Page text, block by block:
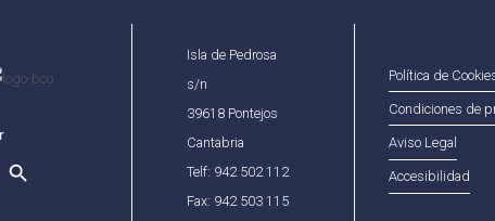
Isla de Pedrosa
s/n
39618 Pontejos
Cantabria
Telf: 942 502 112
Fax: 942 503 115
Política de
Condiciones de
Aviso Legal
Accesibilidad